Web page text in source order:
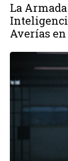
La
Averías